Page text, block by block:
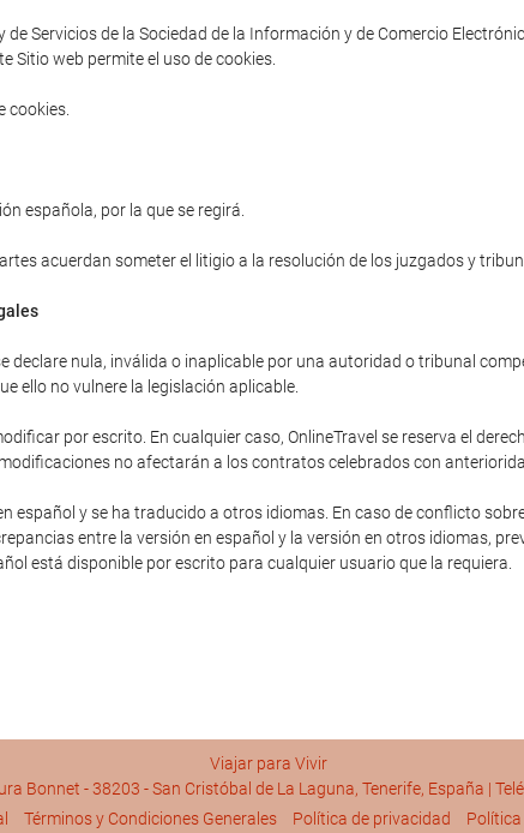
Servicios de la Sociedad de la Información y de Comercio
Sitio web permite el uso de cookies.
cookies.
española, por la que se regirá.
acuerdan someter el litigio a la resolución de los juzgados y
declare nula, inválida o inaplicable por una autoridad o tribunal
ello no vulnere la legislación aplicable.
por escrito. En cualquier caso, OnlineTravel se reserva el
no afectarán a los contratos celebrados con
español y se ha traducido a otros idiomas. En caso de conflicto
entre la versión en español y la versión en otros idiomas,
está disponible por escrito para cualquier usuario que la requiera.
Viajar para Vivir
Bonnet - 38203 - San Cristóbal de La Laguna, Tenerife, España |
Términos y Condiciones Generales Política de privacidad